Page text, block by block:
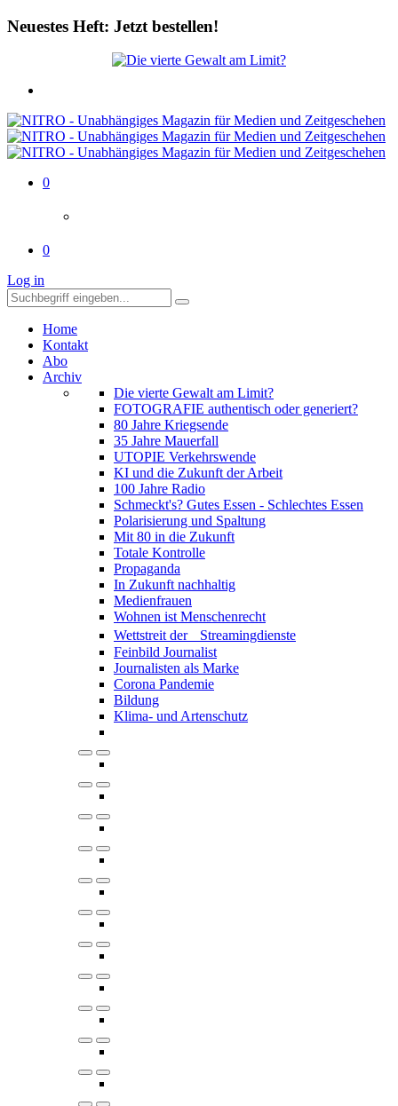
Neuestes Heft: Jetzt bestellen!
0
0
Log in
Home
Kontakt
Abo
Archiv
Die vierte Gewalt am Limit?
FOTOGRAFIE authentisch oder generiert?
80 Jahre Kriegsende
35 Jahre Mauerfall
UTOPIE Verkehrswende
KI und die Zukunft der Arbeit
100 Jahre Radio
Schmeckt's? Gutes Essen - Schlechtes Essen
Polarisierung und Spaltung
Mit 80 in die Zukunft
Totale Kontrolle
Propaganda
In Zukunft nachhaltig
Medienfrauen
Wohnen ist Menschenrecht
Wettstreit der Streamingdienste
Feinbild Journalist
Journalisten als Marke
Corona Pandemie
Bildung
Klima- und Artenschutz